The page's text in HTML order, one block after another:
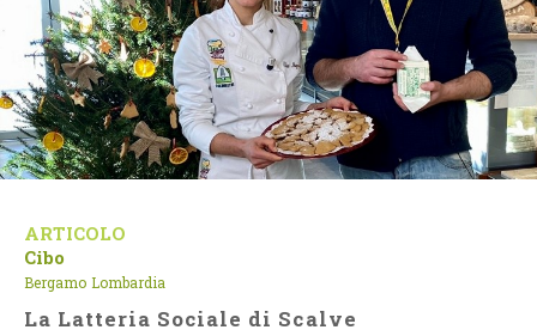
ARTICOLO
Cibo
Bergamo Lombardia
La Latteria Sociale di Scalve